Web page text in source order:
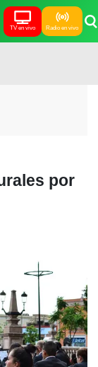
TV en vivo Radio en vivo
por